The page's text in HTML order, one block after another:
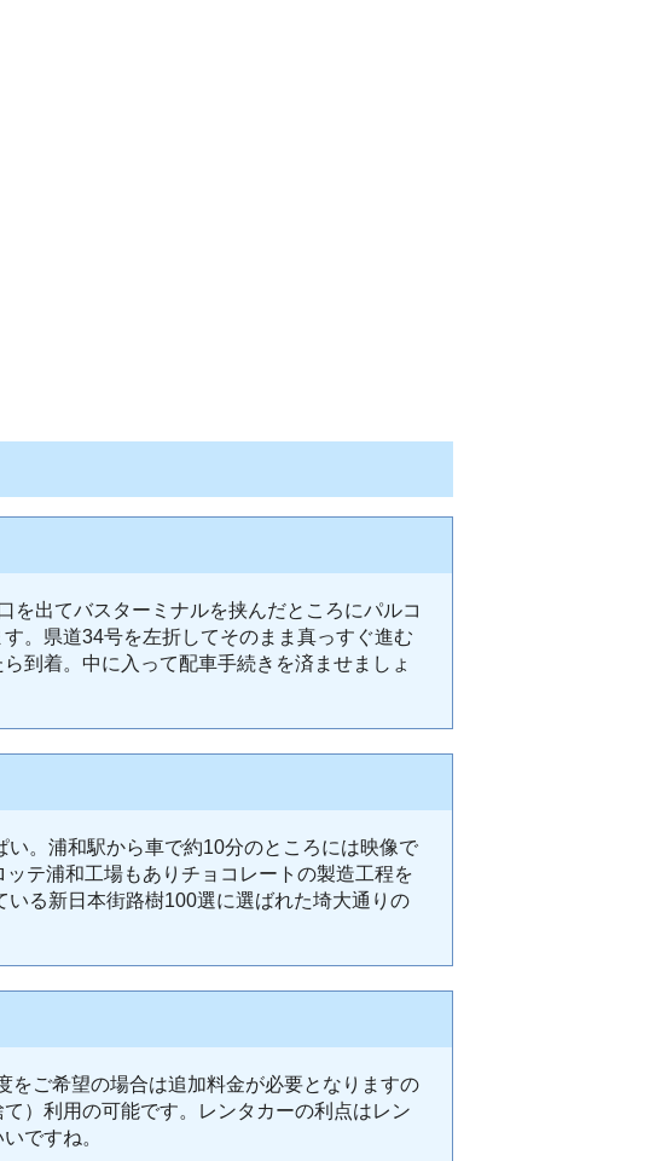
を出てバスターミナルを挟んだところにパルコ
。県道34号を左折してそのまま真っすぐ進む
到着。中に入って配車手続きを済ませましょ
。浦和駅から車で約10分のところには映像で
テ浦和工場もありチョコレートの製造工程を
る新日本街路樹100選に選ばれた埼大通りの
をご希望の場合は追加料金が必要となりますの
）利用の可能です。レンタカーの利点はレン
ですね。